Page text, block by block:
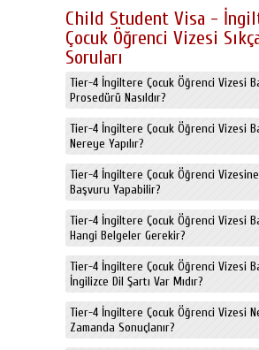
Child Student Visa -
Çocuk Öğrenci Vizesi
Soruları
Tier-4 İngiltere Çocuk Öğrenci Vizesi
Prosedürü Nasıldır?
Tier-4 İngiltere Çocuk Öğrenci Vizesi
Nereye Yapılır?
Tier-4 İngiltere Çocuk Öğrenci
Başvuru Yapabilir?
Tier-4 İngiltere Çocuk Öğrenci Vizesi
Hangi Belgeler Gerekir?
Tier-4 İngiltere Çocuk Öğrenci Vizesi
İngilizce Dil Şartı Var Mıdır?
Tier-4 İngiltere Çocuk Öğrenci Vizesi
Zamanda Sonuçlanır?